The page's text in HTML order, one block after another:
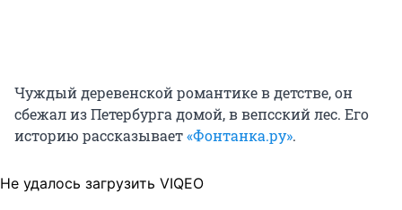
Чуждый деревенской романтике в детстве, он
сбежал из Петербурга домой, в вепсский лес. Его
историю рассказывает«Фонтанка.ру».
Не удалось загрузить VIQEO